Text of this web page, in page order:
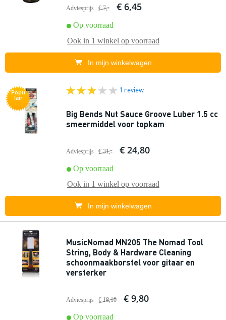
Adviesprijs € 7,- € 6,45
Op voorraad
Ook in 1 winkel op voorraad
In mijn winkelwagen
Popu
lair
1 review
Big Bends Nut Sauce Groove Luber 1.5 cc
smeermiddel voor topkam
Adviesprijs € 31,- € 24,80
Op voorraad
Ook in 1 winkel op voorraad
In mijn winkelwagen
MusicNomad MN205 The Nomad Tool
String, Body & Hardware Cleaning
schoonmaakborstel voor gitaar en
versterker
Adviesprijs € 18,10 € 9,80
Op voorraad